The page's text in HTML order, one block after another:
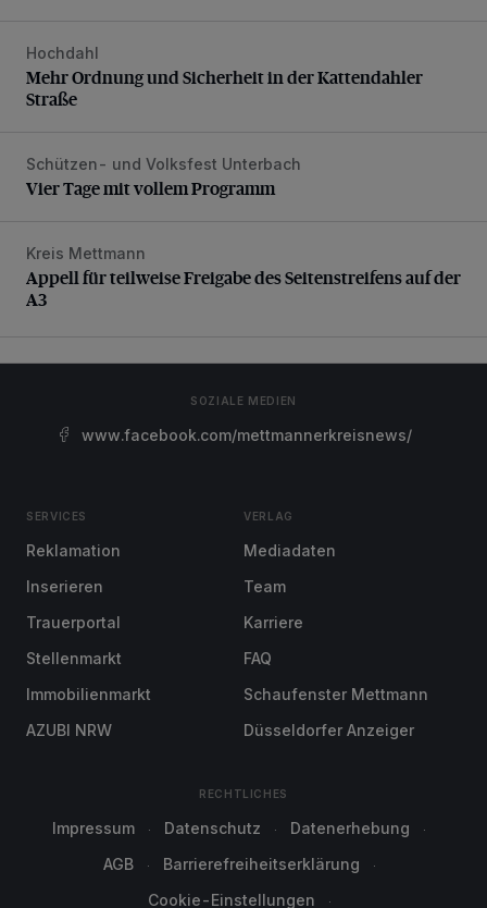
Mehr Ordnung und Sicherheit in der Kattendahler Straße
Hochdahl
Mehr Ordnung und Sicherheit in der Kattendahler
Straße
Vier Tage mit vollem Programm
Schützen- und Volksfest Unterbach
Vier Tage mit vollem Programm
Appell für teilweise Freigabe des Seitenstreifens auf der A3
Kreis Mettmann
Appell für teilweise Freigabe des Seitenstreifens auf der
A3
SOZIALE MEDIEN
www.facebook.com/mettmannerkreisnews/
SERVICES
Reklamation
Inserieren
Trauerportal
Stellenmarkt
Immobilienmarkt
AZUBI NRW
VERLAG
Mediadaten
Team
Karriere
FAQ
Schaufenster Mettmann
Düsseldorfer Anzeiger
RECHTLICHES
Impressum Datenschutz
Datenerhebung
AGB
Barrierefreiheitserklärung
Cookie-Einstellungen